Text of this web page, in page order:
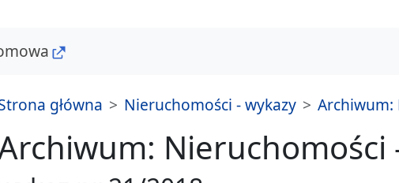
główna Nieruchomości - wykazy Archiwum:
Nieruchomości